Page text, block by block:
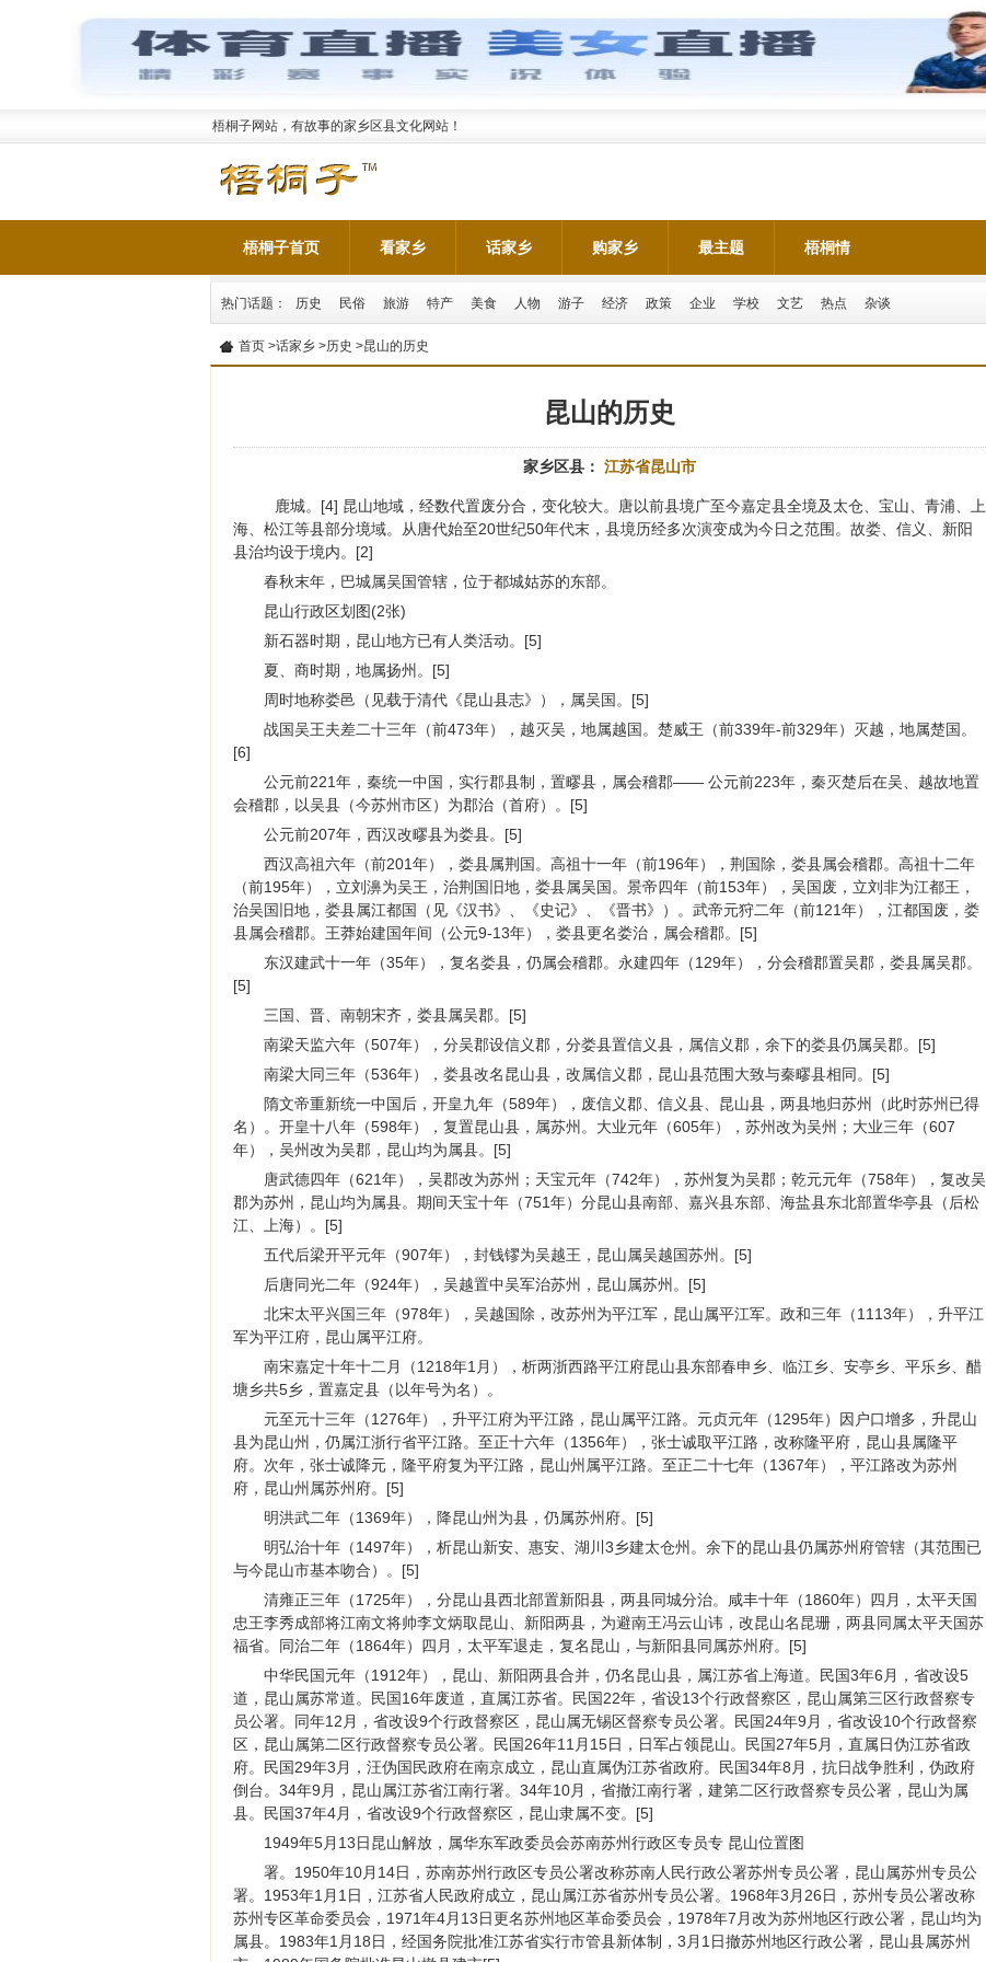
梧桐子网站，有故事的家乡区县文化网站！
梧桐子首页 看家乡 话家乡 购家乡 最主题 梧桐情
热门话题： 历史 民俗 旅游 特产 美食 人物 游子 经济 政策 企业 学校 文艺 热点 杂谈
首页 >话家乡 >历史 >昆山的历史
昆山的历史
家乡区县： 江苏省昆山市
鹿城。[4] 昆山地域，经数代置废分合，变化较大。唐以前县境广至今嘉定县全境及太仓、宝山、青浦、上
海、松江等县部分境域。从唐代始至20世纪50年代末，县境历经多次演变成为今日之范围。故娄、信义、新阳
县治均设于境内。[2]
春秋末年，巴城属吴国管辖，位于都城姑苏的东部。
昆山行政区划图(2张)
新石器时期，昆山地方已有人类活动。[5]
夏、商时期，地属扬州。[5]
周时地称娄邑（见载于清代《昆山县志》），属吴国。[5]
战国吴王夫差二十三年（前473年），越灭吴，地属越国。楚威王（前339年-前329年）灭越，地属楚国。
[6]
公元前221年，秦统一中国，实行郡县制，置疁县，属会稽郡—— 公元前223年，秦灭楚后在吴、越故地置
会稽郡，以吴县（今苏州市区）为郡治（首府）。[5]
公元前207年，西汉改疁县为娄县。[5]
西汉高祖六年（前201年），娄县属荆国。高祖十一年（前196年），荆国除，娄县属会稽郡。高祖十二年
（前195年），立刘濞为吴王，治荆国旧地，娄县属吴国。景帝四年（前153年），吴国废，立刘非为江都王，
治吴国旧地，娄县属江都国（见《汉书》、《史记》、《晋书》）。武帝元狩二年（前121年），江都国废，娄
县属会稽郡。王莽始建国年间（公元9-13年），娄县更名娄治，属会稽郡。[5]
东汉建武十一年（35年），复名娄县，仍属会稽郡。永建四年（129年），分会稽郡置吴郡，娄县属吴郡。
[5]
三国、晋、南朝宋齐，娄县属吴郡。[5]
南梁天监六年（507年），分吴郡设信义郡，分娄县置信义县，属信义郡，余下的娄县仍属吴郡。[5]
南梁大同三年（536年），娄县改名昆山县，改属信义郡，昆山县范围大致与秦疁县相同。[5]
隋文帝重新统一中国后，开皇九年（589年），废信义郡、信义县、昆山县，两县地归苏州（此时苏州已得
名）。开皇十八年（598年），复置昆山县，属苏州。大业元年（605年），苏州改为吴州；大业三年（607
年），吴州改为吴郡，昆山均为属县。[5]
唐武德四年（621年），吴郡改为苏州；天宝元年（742年），苏州复为吴郡；乾元元年（758年），复改吴
郡为苏州，昆山均为属县。期间天宝十年（751年）分昆山县南部、嘉兴县东部、海盐县东北部置华亭县（后松
江、上海）。[5]
五代后梁开平元年（907年），封钱镠为吴越王，昆山属吴越国苏州。[5]
后唐同光二年（924年），吴越置中吴军治苏州，昆山属苏州。[5]
北宋太平兴国三年（978年），吴越国除，改苏州为平江军，昆山属平江军。政和三年（1113年），升平江
军为平江府，昆山属平江府。
南宋嘉定十年十二月（1218年1月），析两浙西路平江府昆山县东部春申乡、临江乡、安亭乡、平乐乡、醋
塘乡共5乡，置嘉定县（以年号为名）。
元至元十三年（1276年），升平江府为平江路，昆山属平江路。元贞元年（1295年）因户口增多，升昆山
县为昆山州，仍属江浙行省平江路。至正十六年（1356年），张士诚取平江路，改称隆平府，昆山县属隆平
府。次年，张士诚降元，隆平府复为平江路，昆山州属平江路。至正二十七年（1367年），平江路改为苏州
府，昆山州属苏州府。[5]
明洪武二年（1369年），降昆山州为县，仍属苏州府。[5]
明弘治十年（1497年），析昆山新安、惠安、湖川3乡建太仓州。余下的昆山县仍属苏州府管辖（其范围已
与今昆山市基本吻合）。[5]
清雍正三年（1725年），分昆山县西北部置新阳县，两县同城分治。咸丰十年（1860年）四月，太平天国
忠王李秀成部将江南文将帅李文炳取昆山、新阳两县，为避南王冯云山讳，改昆山名昆珊，两县同属太平天国苏
福省。同治二年（1864年）四月，太平军退走，复名昆山，与新阳县同属苏州府。[5]
中华民国元年（1912年），昆山、新阳两县合并，仍名昆山县，属江苏省上海道。民国3年6月，省改设5
道，昆山属苏常道。民国16年废道，直属江苏省。民国22年，省设13个行政督察区，昆山属第三区行政督察专
员公署。同年12月，省改设9个行政督察区，昆山属无锡区督察专员公署。民国24年9月，省改设10个行政督察
区，昆山属第二区行政督察专员公署。民国26年11月15日，日军占领昆山。民国27年5月，直属日伪江苏省政
府。民国29年3月，汪伪国民政府在南京成立，昆山直属伪江苏省政府。民国34年8月，抗日战争胜利，伪政府
倒台。34年9月，昆山属江苏省江南行署。34年10月，省撤江南行署，建第二区行政督察专员公署，昆山为属
县。民国37年4月，省改设9个行政督察区，昆山隶属不变。[5]
1949年5月13日昆山解放，属华东军政委员会苏南苏州行政区专员专 昆山位置图
署。1950年10月14日，苏南苏州行政区专员公署改称苏南人民行政公署苏州专员公署，昆山属苏州专员公
署。1953年1月1日，江苏省人民政府成立，昆山属江苏省苏州专员公署。1968年3月26日，苏州专员公署改称
苏州专区革命委员会，1971年4月13日更名苏州地区革命委员会，1978年7月改为苏州地区行政公署，昆山均为
属县。1983年1月18日，经国务院批准江苏省实行市管县新体制，3月1日撤苏州地区行政公署，昆山县属苏州